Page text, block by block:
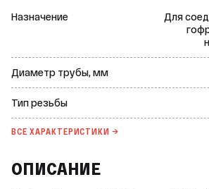
Назначение
Для
Диаметр трубы, мм
Тип резьбы
ВСЕ ХАРАКТЕРИСТИКИ →
ОПИСАНИЕ